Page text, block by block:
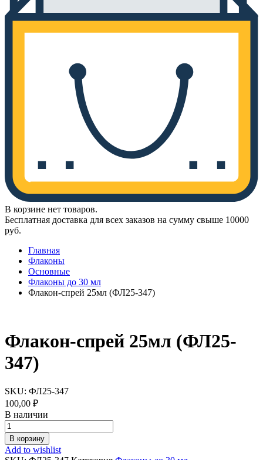
В корзине нет товаров.
Бесплатная доставка для всех заказов на сумму свыше 10000
руб.
Главная
Флаконы
Основные
Флаконы до 30 мл
Флакон-спрей 25мл (ФЛ25-347)
Флакон-спрей 25мл (ФЛ25-
347)
SKU: ФЛ25-347
100,00 ₽
В наличии
Флакон-
спрей
25мл
(ФЛ25-
В корзину
Add to wishlist